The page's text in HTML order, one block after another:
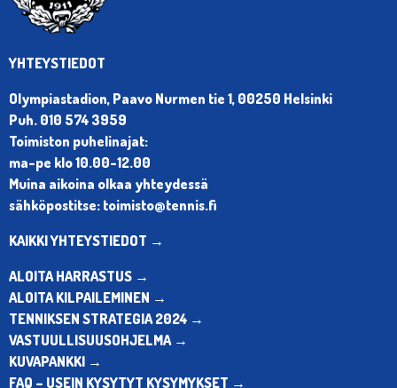
YHTEYSTIEDOT
Olympiastadion, Paavo Nurmen tie 1, 00250 Helsinki
Puh. 010 574 3959
Toimiston puhelinajat:
ma-pe klo 10.00-12.00
Muina aikoina olkaa yhteydessä
sähköpostitse: toimisto@tennis.fi
KAIKKI YHTEYSTIEDOT →
ALOITA HARRASTUS →
ALOITA KILPAILEMINEN →
TENNIKSEN STRATEGIA 2024 →
VASTUULLISUUSOHJELMA →
KUVAPANKKI →
FAQ – USEIN KYSYTYT KYSYMYKSET →